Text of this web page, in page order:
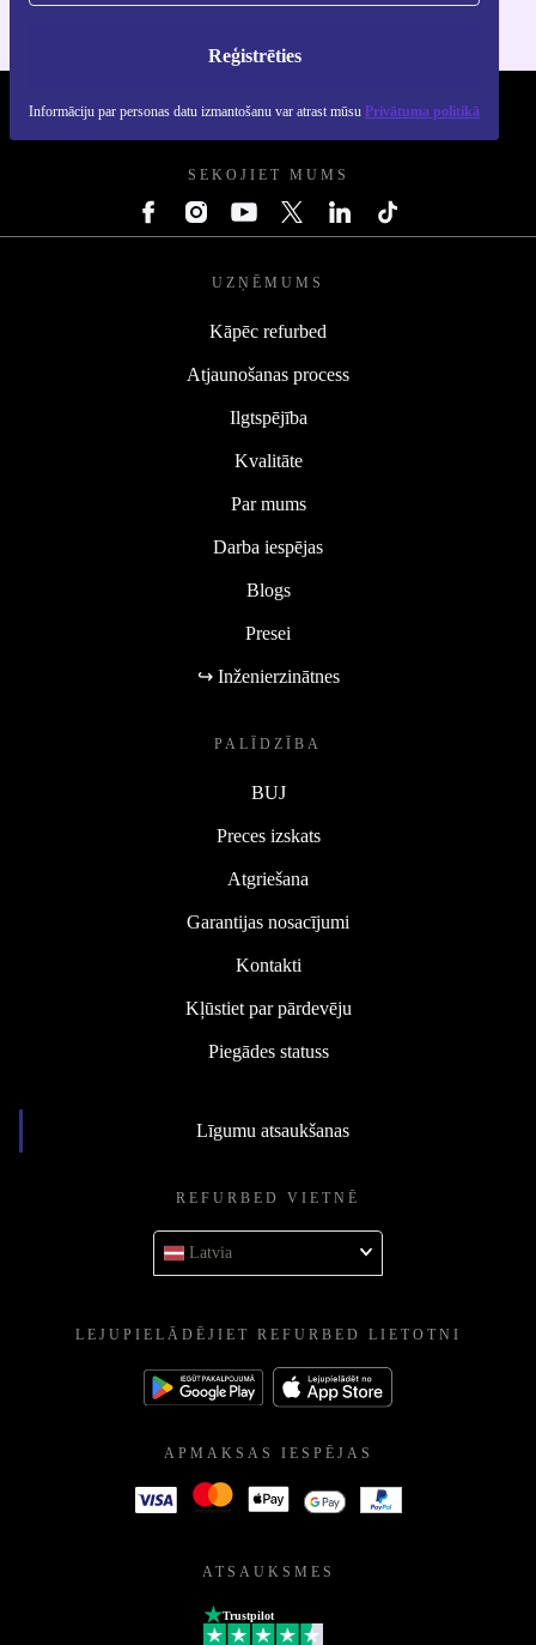
Reģistrēties
Informāciju par personas datu izmantošanu var atrast mūsu Privātuma politikā
REFURBED - RETHINK NEW.
SEKOJIET MUMS
UZŅĒMUMS
Kāpēc refurbed
Atjaunošanas process
Ilgtspējība
Kvalitāte
Par mums
Darba iespējas
Blogs
Presei
↪ Inženierzinātnes
PALĪDZĪBA
BUJ
Preces izskats
Atgriešana
Garantijas nosacījumi
Kontakti
Kļūstiet par pārdevēju
Piegādes statuss
Līgumu atsaukšanas
REFURBED VIETNĒ
Latvia
LEJUPIELĀDĒJIET REFURBED LIETOTNI
APMAKSAS IESPĒJAS
ATSAUKSMES
Trustpilot